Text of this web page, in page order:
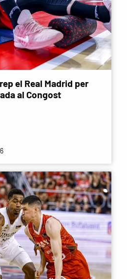
el Real Madrid per
al Congost